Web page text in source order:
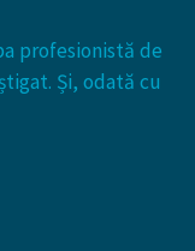
profesionistă de
Și, odată cu